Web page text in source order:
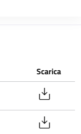
Scarica